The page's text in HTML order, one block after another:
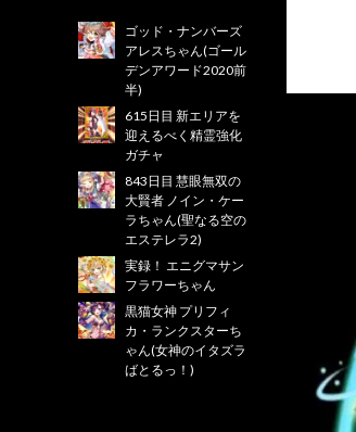
ゴッド・ナンバーズ
アレスちゃん(ゴール
デンアワード2020前
半)
615日目 新エリアを
迎えるべく精霊強化
ガチャ
843日目 慧眼無双の
大賢者 ノイン・ケー
ラちゃん(聖なる空の
エステレラ2)
実録！ エニグマサン
フラワーちゃん
黒猫女神 プリフィ
カ・ランクスターち
ゃん(女神のイタズラ
ばとるっ！)